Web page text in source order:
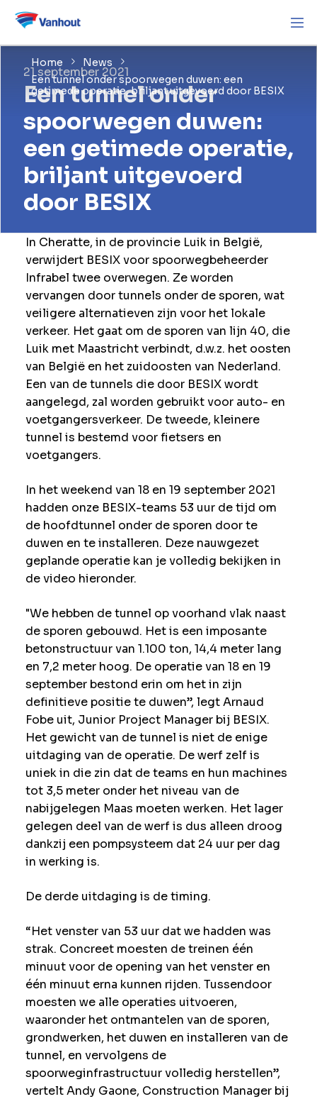
Home
News
Een tunnel onder spoorwegen duwen: een
getimede operatie, briljant uitgevoerd door BESIX
21 september 2021
Een tunnel onder
spoorwegen duwen:
een getimede operatie,
briljant uitgevoerd
door BESIX
In Cheratte, in de provincie Luik in België,
verwijdert BESIX voor spoorwegbeheerder
Infrabel twee overwegen. Ze worden
vervangen door tunnels onder de sporen, wat
veiligere alternatieven zijn voor het lokale
verkeer. Het gaat om de sporen van lijn 40, die
Luik met Maastricht verbindt, d.w.z. het oosten
van België en het zuidoosten van Nederland.
Een van de tunnels die door BESIX wordt
aangelegd, zal worden gebruikt voor auto- en
voetgangersverkeer. De tweede, kleinere
tunnel is bestemd voor fietsers en
voetgangers.
In het weekend van 18 en 19 september 2021
hadden onze BESIX-teams 53 uur de tijd om
de hoofdtunnel onder de sporen door te
duwen en te installeren. Deze nauwgezet
geplande operatie kan je volledig bekijken in
de video hieronder.
"We hebben de tunnel op voorhand vlak naast
de sporen gebouwd. Het is een imposante
betonstructuur van 1.100 ton, 14,4 meter lang
en 7,2 meter hoog. De operatie van 18 en 19
september bestond erin om het in zijn
definitieve positie te duwen”, legt Arnaud
Fobe uit, Junior Project Manager bij BESIX.
Het gewicht van de tunnel is niet de enige
uitdaging van de operatie. De werf zelf is
uniek in die zin dat de teams en hun machines
tot 3,5 meter onder het niveau van de
nabijgelegen Maas moeten werken. Het lager
gelegen deel van de werf is dus alleen droog
dankzij een pompsysteem dat 24 uur per dag
in werking is.
De derde uitdaging is de timing.
“Het venster van 53 uur dat we hadden was
strak. Concreet moesten de treinen één
minuut voor de opening van het venster en
één minuut erna kunnen rijden. Tussendoor
moesten we alle operaties uitvoeren,
waaronder het ontmantelen van de sporen,
grondwerken, het duwen en installeren van de
tunnel, en vervolgens de
spoorweginfrastructuur volledig herstellen”,
vertelt Andy Gaone, Construction Manager bij